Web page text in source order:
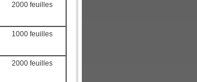
2000 feuilles
1000 feuilles
2000 feuilles